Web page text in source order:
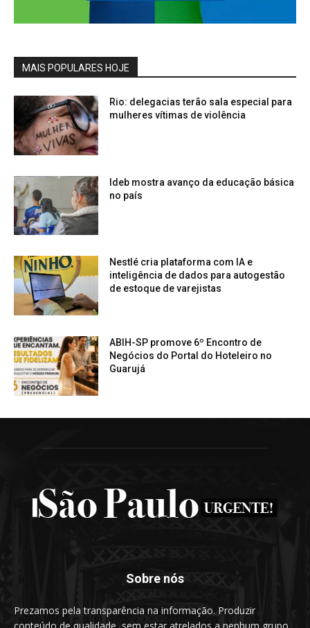
MAIS POPULARES HOJE
Rio: delegacias terão sala especial para
mulheres vítimas de violência
Ideb mostra avanço da educação básica
no país
Nestlé cria plataforma com IA e
inteligência de dados para autogestão
de estoque de varejistas
ABIH-SP promove 6º Encontro de
Negócios do Portal do Hoteleiro no
Guarujá
Sobre nós
Prezamos pela transparência na informação. Produzir